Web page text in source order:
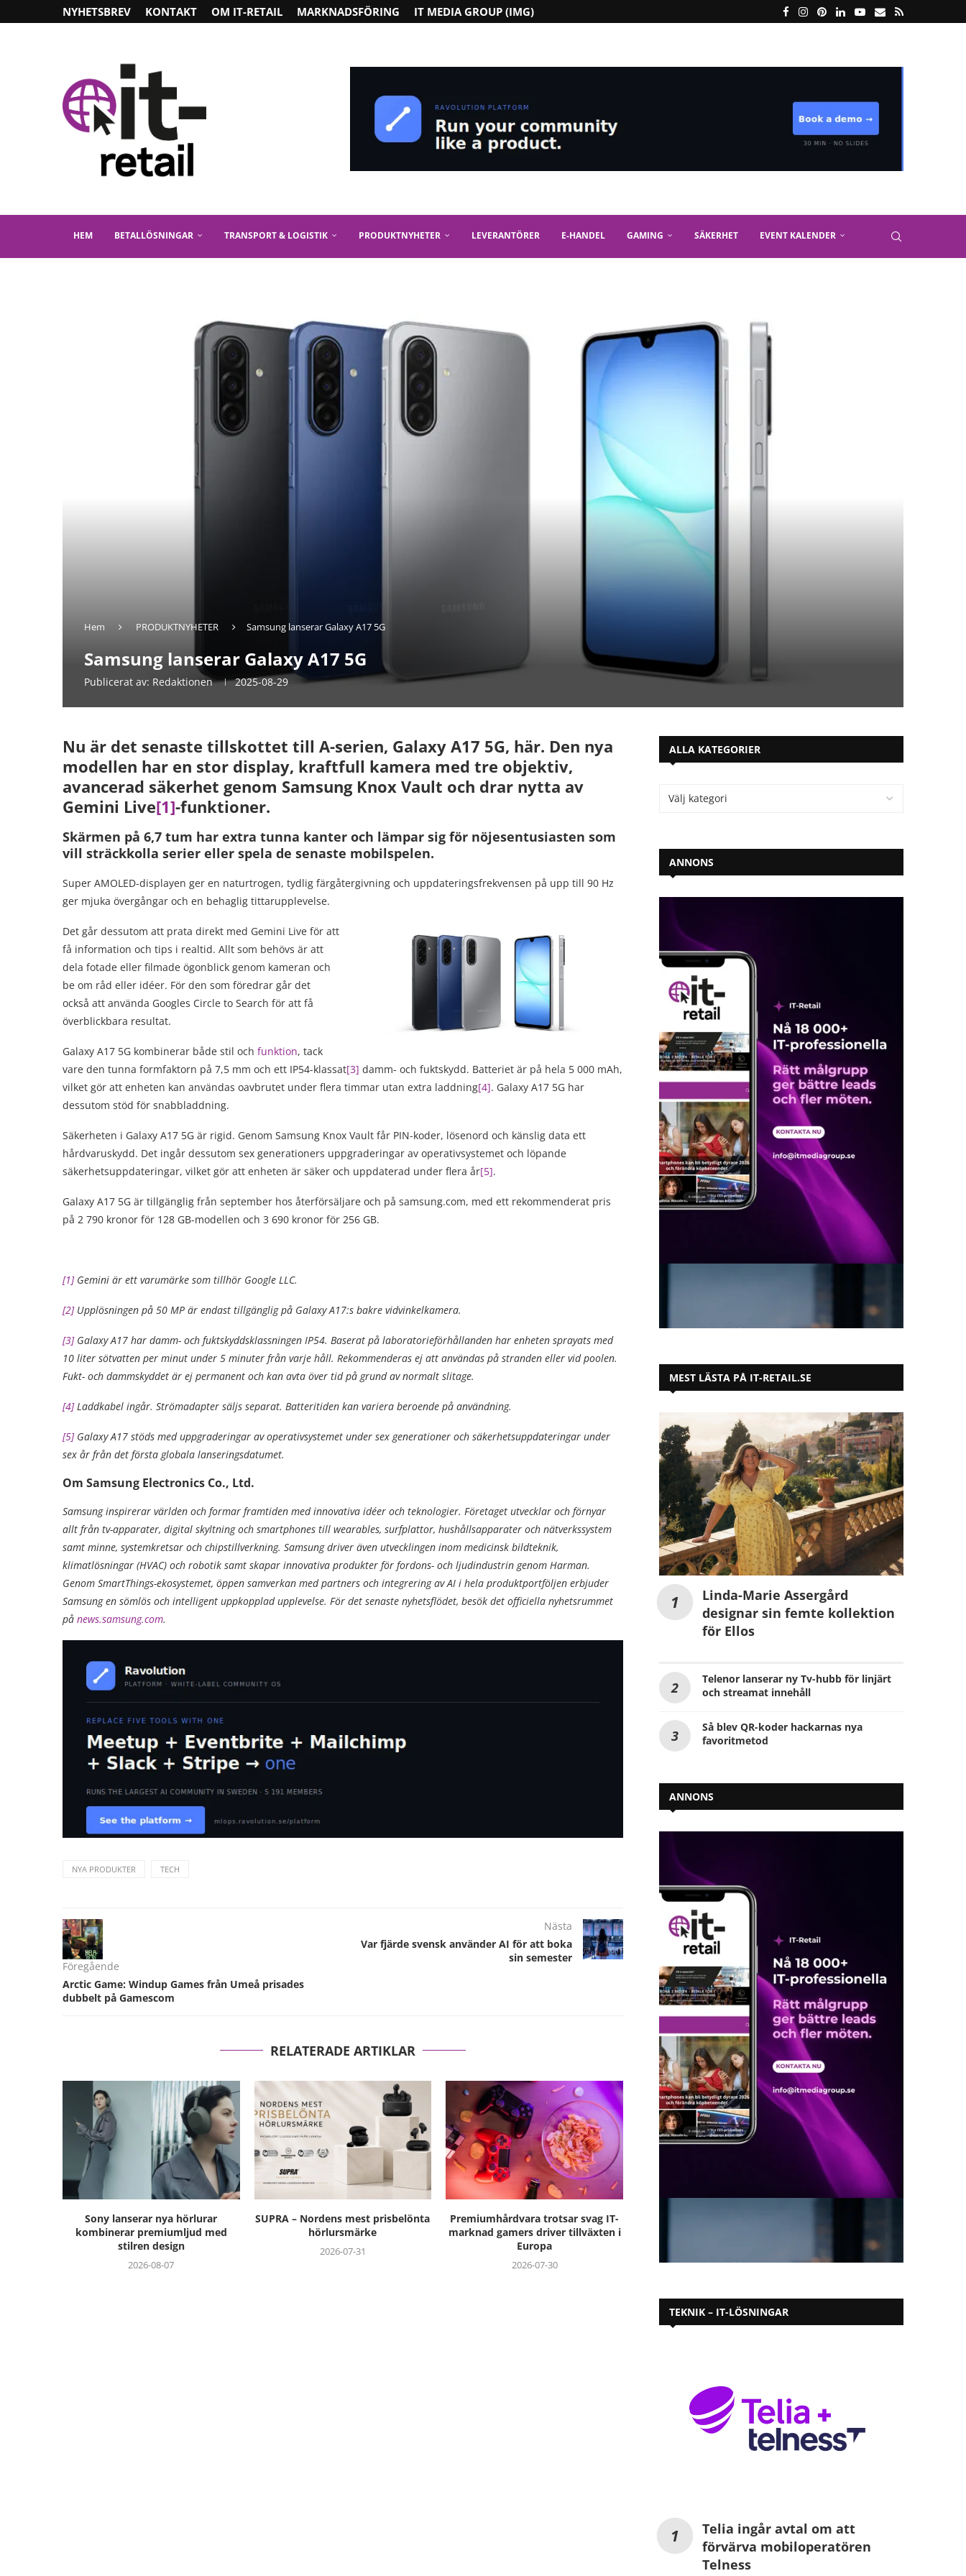
NYHETSBREV KONTAKT OM IT-RETAIL MARKNADSFÖRING IT MEDIA GROUP (IMG)
HEM BETALLÖSNINGAR TRANSPORT & LOGISTIK PRODUKTNYHETER LEVERANTÖRER E-HANDEL GAMING SÄKERHET EVENT KALENDER
Hem PRODUKTNYHETER Samsung lanserar Galaxy A17 5G
Samsung lanserar Galaxy A17 5G
Publicerat av: Redaktionen 2025-08-29
Nu är det senaste tillskottet till A-serien, Galaxy A17 5G, här. Den nya
modellen har en stor display, kraftfull kamera med tre objektiv,
avancerad säkerhet genom Samsung Knox Vault och drar nytta av
Gemini Live[1]-funktioner.
Skärmen på 6,7 tum har extra tunna kanter och lämpar sig för nöjesentusiasten som
vill sträckkolla serier eller spela de senaste mobilspelen.
Super AMOLED-displayen ger en naturtrogen, tydlig färgåtergivning och uppdateringsfrekvensen på upp till 90 Hz
ger mjuka övergångar och en behaglig tittarupplevelse.
Det går dessutom att prata direkt med Gemini Live för att
få information och tips i realtid. Allt som behövs är att
dela fotade eller filmade ögonblick genom kameran och
be om råd eller idéer. För den som föredrar går det
också att använda Googles Circle to Search för att få
överblickbara resultat.
Galaxy A17 5G kombinerar både stil och funktion, tack
vare den tunna formfaktorn på 7,5 mm och ett IP54-klassat[3] damm- och fuktskydd. Batteriet är på hela 5 000 mAh,
vilket gör att enheten kan användas oavbrutet under flera timmar utan extra laddning[4]. Galaxy A17 5G har
dessutom stöd för snabbladdning.
Säkerheten i Galaxy A17 5G är rigid. Genom Samsung Knox Vault får PIN-koder, lösenord och känslig data ett
hårdvaruskydd. Det ingår dessutom sex generationers uppgraderingar av operativsystemet och löpande
säkerhetsuppdateringar, vilket gör att enheten är säker och uppdaterad under flera år[5].
Galaxy A17 5G är tillgänglig från september hos återförsäljare och på samsung.com, med ett rekommenderat pris
på 2 790 kronor för 128 GB-modellen och 3 690 kronor för 256 GB.
[1]Gemini är ett varumärke som tillhör Google LLC.
[2]Upplösningen på 50 MP är endast tillgänglig på Galaxy A17:s bakre vidvinkelkamera.
[3]Galaxy A17 har damm- och fuktskyddsklassningen IP54. Baserat på laboratorieförhållanden har enheten sprayats med
10 liter sötvatten per minut under 5 minuter från varje håll. Rekommenderas ej att användas på stranden eller vid poolen.
Fukt- och dammskyddet är ej permanent och kan avta över tid på grund av normalt slitage.
[4]Laddkabel ingår. Strömadapter säljs separat. Batteritiden kan variera beroende på användning.
[5]Galaxy A17 stöds med uppgraderingar av operativsystemet under sex generationer och säkerhetsuppdateringar under
sex år från det första globala lanseringsdatumet.
Om Samsung Electronics Co., Ltd.
Samsung inspirerar världen och formar framtiden med innovativa idéer och teknologier. Företaget utvecklar och förnyar
allt från tv-apparater, digital skyltning och smartphones till wearables, surfplattor, hushållsapparater och nätverkssystem
samt minne, systemkretsar och chipstillverkning. Samsung driver även utvecklingen inom medicinsk bildteknik,
klimatlösningar (HVAC) och robotik samt skapar innovativa produkter för fordons- och ljudindustrin genom Harman.
Genom SmartThings-ekosystemet, öppen samverkan med partners och integrering av AI i hela produktportföljen erbjuder
Samsung en sömlös och intelligent uppkopplad upplevelse. För det senaste nyhetsflödet, besök det officiella nyhetsrummet
på news.samsung.com.
NYA PRODUKTER TECH
Föregående
Arctic Game: Windup Games från Umeå prisades
dubbelt på Gamescom
Nästa
Var fjärde svensk använder AI för att boka
sin semester
RELATERADE ARTIKLAR
Sony lanserar nya hörlurar
kombinerar premiumljud med
stilren design
2026-08-07
SUPRA – Nordens mest prisbelönta
hörlursmärke
2026-07-31
Premiumhårdvara trotsar svag IT-
marknad gamers driver tillväxten i
Europa
2026-07-30
ALLA KATEGORIER
ANNONS
MEST LÄSTA PÅ IT-RETAIL.SE
Linda-Marie Assergård
designar sin femte kollektion
för Ellos
Telenor lanserar ny Tv-hubb för linjärt
och streamat innehåll
Så blev QR-koder hackarnas nya
favoritmetod
ANNONS
TEKNIK – IT-LÖSNINGAR
Telia ingår avtal om att
förvärva mobiloperatören
Telness